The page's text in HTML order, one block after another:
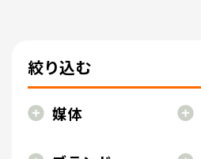
絞り込む
媒体